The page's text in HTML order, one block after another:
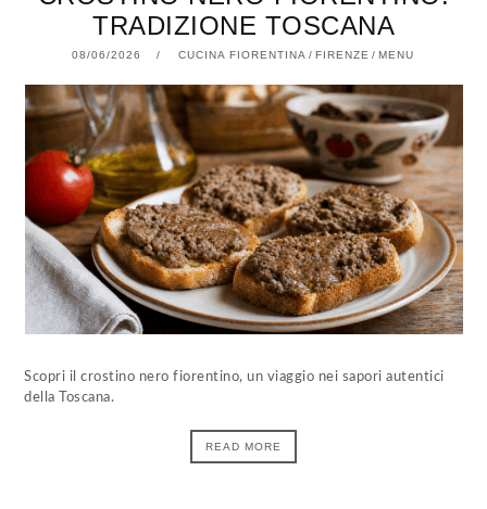
TRADIZIONE TOSCANA
08/06/2026 08/06/2026CUCINA FIORENTINA / FIRENZE / MENU
Scopri il crostino nero fiorentino, un viaggio nei sapori autentici
della Toscana.
READ MORE